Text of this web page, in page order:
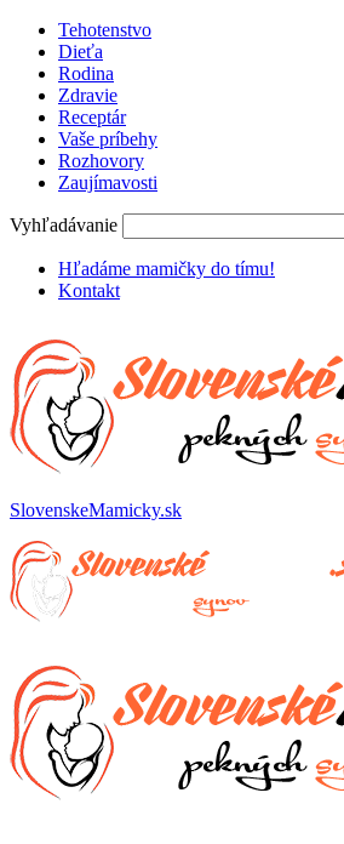
Tehotenstvo
Dieťa
Rodina
Zdravie
Receptár
Vaše príbehy
Rozhovory
Zaujímavosti
Vyhľadávanie
Hľadáme mamičky do tímu!
Kontakt
SlovenskeMamicky.sk